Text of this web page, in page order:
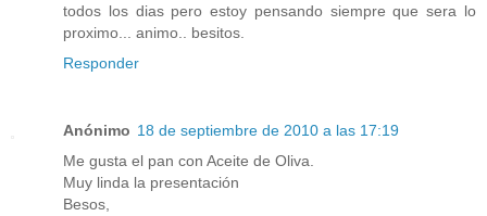
todos los dias pero estoy pensando siempre que sera lo
proximo... animo.. besitos.
Responder
Anónimo 18 de septiembre de 2010 a las 17:19
Me gusta el pan con Aceite de Oliva.
Muy linda la presentación
Besos,